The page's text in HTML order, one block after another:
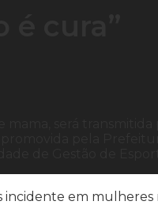
incidente em mulheres